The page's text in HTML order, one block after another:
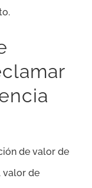
de valor de
valor de